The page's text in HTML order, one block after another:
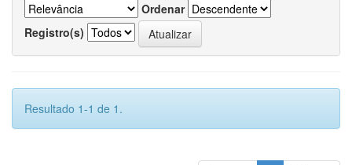
Ordenar
Registro(s)
Resultado 1-1 de 1.